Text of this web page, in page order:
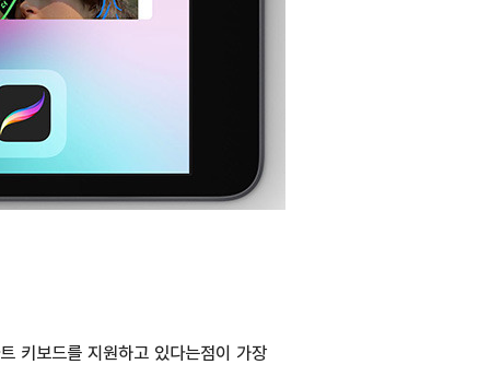
키보드를 지원하고 있다는점이 가장